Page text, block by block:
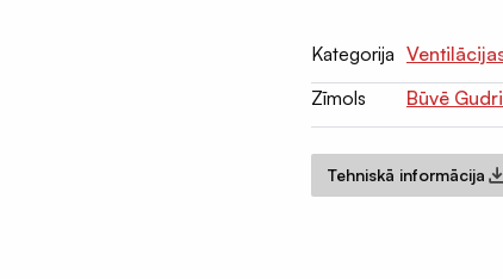
Kategorija
Zīmols
Būvē
Tehniskā informācija